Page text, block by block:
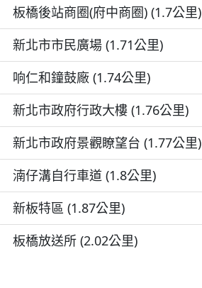
板橋後站商圈(府中商圈) (1.7公里)
新北市市民廣場 (1.71公里)
响仁和鐘鼓廠 (1.74公里)
新北市政府行政大樓 (1.76公里)
新北市政府景觀瞭望台 (1.77公里)
湳仔溝自行車道 (1.8公里)
新板特區 (1.87公里)
板橋放送所 (2.02公里)